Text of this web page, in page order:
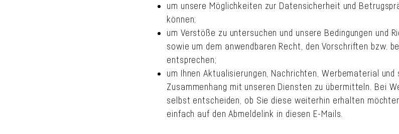
um unsere Möglichkeiten zur Datensicherheit und
können;
um Verstöße zu untersuchen und unsere Bedingungen und
sowie um dem anwendbaren Recht, den Vorschriften bzw.
entsprechen;
um Ihnen Aktualisierungen, Nachrichten, Werbematerial
Zusammenhang mit unseren Diensten zu übermitteln. Bei
selbst entscheiden, ob Sie diese weiterhin erhalten
einfach auf den Abmeldelink in diesen E-Mails.